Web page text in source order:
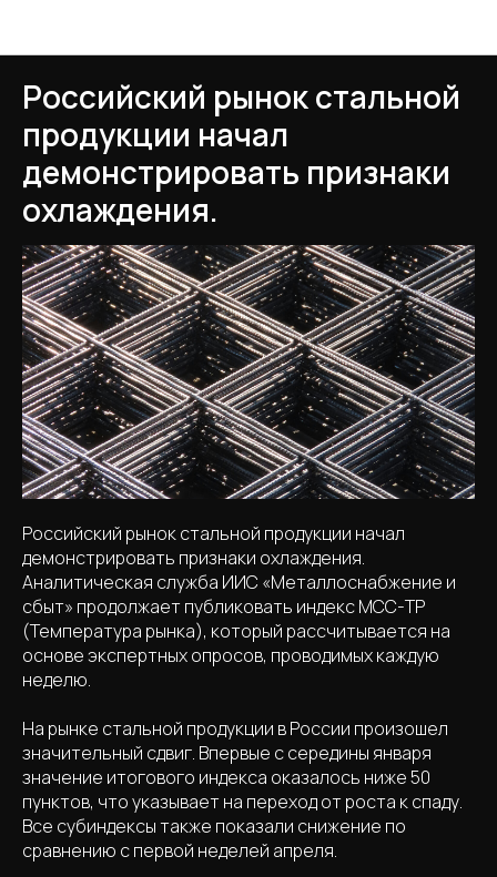
Российский рынок стальной
продукции начал
демонстрировать признаки
охлаждения.
Российский рынок стальной продукции начал
демонстрировать признаки охлаждения.
Аналитическая служба ИИС «Металлоснабжение и
сбыт» продолжает публиковать индекс МСС-ТР
(Температура рынка), который рассчитывается на
основе экспертных опросов, проводимых каждую
неделю.
На рынке стальной продукции в России произошел
значительный сдвиг. Впервые с середины января
значение итогового индекса оказалось ниже 50
пунктов, что указывает на переход от роста к спаду.
Все субиндексы также показали снижение по
сравнению с первой неделей апреля.